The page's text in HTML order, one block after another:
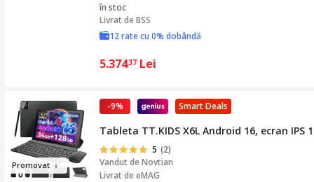
în stoc
Livrat deBSS
12 rate cu 0% dobândă
5.37437 Lei
Promovat
Smart Deals
-9%
Tableta TT.KIDS X6L Android 16, ecran
5 (2)
Vandut deNovtian
Livrat de eMAG